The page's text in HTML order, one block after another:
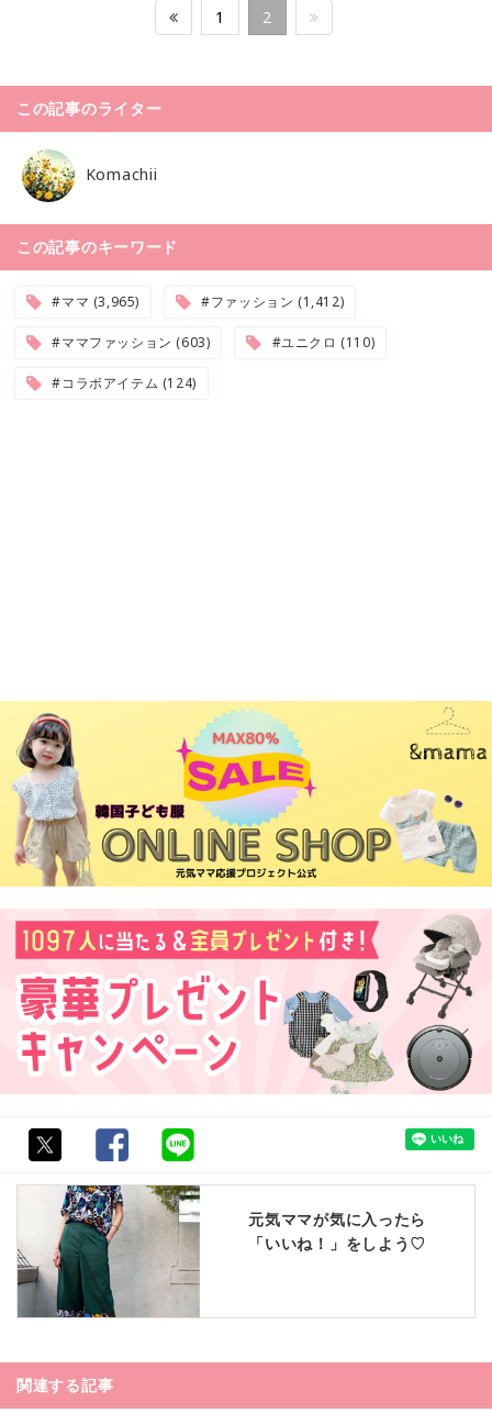
1 2
この記事のライター
Komachii
この記事のキーワード
#ママ (3,965) #ファッション (1,412)
#ママファッション (603) #ユニクロ (110)
#コラボアイテム (124)
元気ママが気に入ったら
「いいね！」をしよう♡
関連する記事